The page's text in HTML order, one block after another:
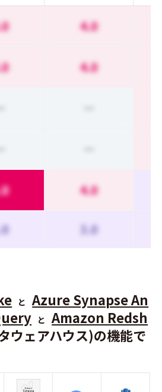
4.0
4.0
4.0
3.0
と
Azure Synapse An
と
Amazon Redsh
ウェアハウス)の機能で